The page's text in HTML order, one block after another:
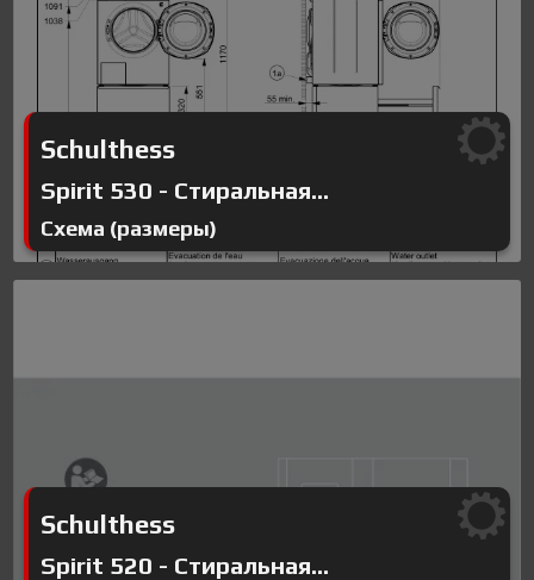
Schulthess
Spirit 530 - Стиральная...
Схема (размеры)
Schulthess
Spirit 520 - Стиральная...